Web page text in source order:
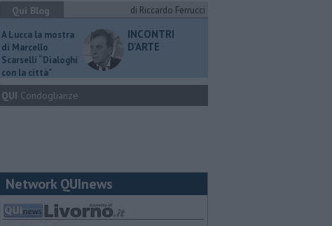
Qui Blog di Riccardo Ferrucci
A Lucca la mostra
di Marcello
Scarselli “Dialoghi
con la città"
INCONTRI
D'ARTE
QUI Condoglianze
Network QUInews